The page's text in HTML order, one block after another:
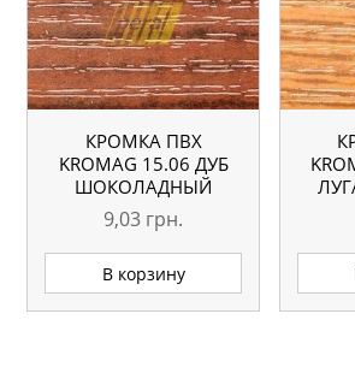
КРОМКА ПВХ
KROMAG 15.06 ДУБ
ШОКОЛАДНЫЙ
22×0,6 ММ
9,03 грн.
В корзину